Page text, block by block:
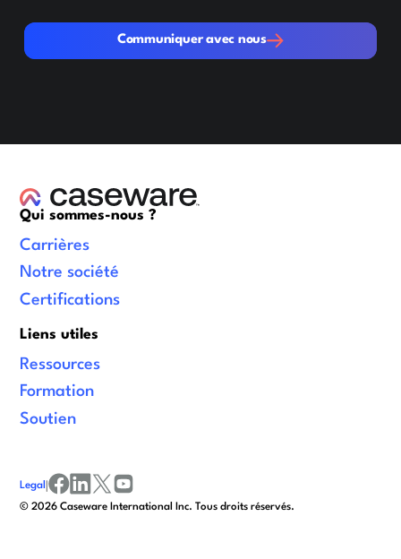
Communiquer avec nous
Communiquer avec nous
Qui sommes-nous ?
Carrières
Notre société
Certifications
Liens utiles
Ressources
Formation
Soutien
© 2026 Caseware International Inc. Tous droits réservés.
Legal |
facebook
linkedinx/twitter
youtube